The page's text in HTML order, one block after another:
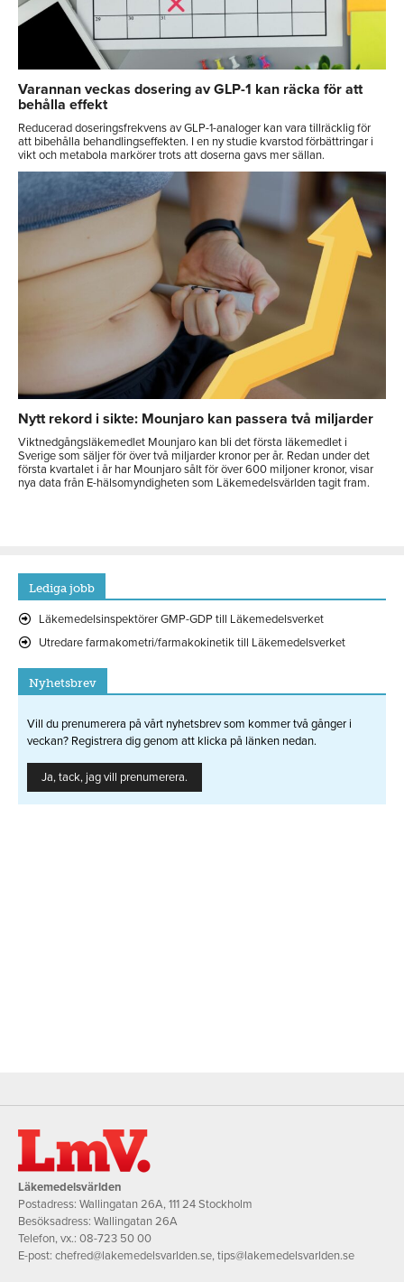
Varannan veckas dosering av GLP-1 kan räcka för att
behålla effekt
Reducerad doseringsfrekvens av GLP-1-analoger kan vara tillräcklig för
att bibehålla behandlingseffekten. I en ny studie kvarstod förbättringar i
vikt och metabola markörer trots att doserna gavs mer sällan.
Nytt rekord i sikte: Mounjaro kan passera två miljarder
Viktnedgångsläkemedlet Mounjaro kan bli det första läkemedlet i
Sverige som säljer för över två miljarder kronor per år. Redan under det
första kvartalet i år har Mounjaro sålt för över 600 miljoner kronor, visar
nya data från E-hälsomyndigheten som Läkemedelsvärlden tagit fram.
Lediga jobb
Läkemedelsinspektörer GMP-GDP till Läkemedelsverket
Utredare farmakometri/farmakokinetik till Läkemedelsverket
Nyhetsbrev
Vill du prenumerera på vårt nyhetsbrev som kommer två gånger i
veckan? Registrera dig genom att klicka på länken nedan.
Ja, tack, jag vill prenumerera.
Läkemedelsvärlden
Postadress: Wallingatan 26A, 111 24 Stockholm
Besöksadress: Wallingatan 26A
Telefon, vx.: 08-723 50 00
E-post: chefred@lakemedelsvarlden.se,tips@lakemedelsvarlden.se